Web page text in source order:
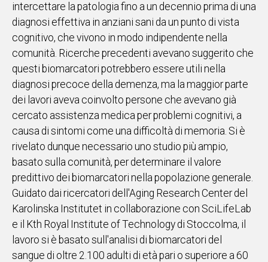
Vai
UNISCITI
AL CANALE
WHATSAPP
Social
intercettare la patologia fino a un decennio prima di una
diagnosi effettiva in anziani sani da un punto di vista
cognitivo, che vivono in modo indipendente nella
comunità. Ricerche precedenti avevano suggerito che
questi biomarcatori potrebbero essere utili nella
diagnosi precoce della demenza, ma la maggior parte
dei lavori aveva coinvolto persone che avevano già
cercato assistenza medica per problemi cognitivi, a
causa di sintomi come una difficoltà di memoria. Si è
rivelato dunque necessario uno studio più ampio,
basato sulla comunità, per determinare il valore
predittivo dei biomarcatori nella popolazione generale.
Guidato dai ricercatori dell'Aging Research Center del
Karolinska Institutet in collaborazione con SciLifeLab
e il Kth Royal Institute of Technology di Stoccolma, il
lavoro si è basato sull'analisi di biomarcatori del
sangue di oltre 2.100 adulti di età pari o superiore a 60